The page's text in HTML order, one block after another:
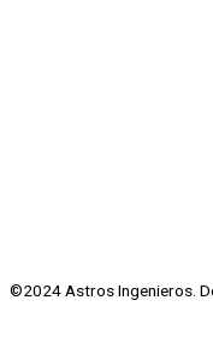
©2024 Astros Ingenieros.